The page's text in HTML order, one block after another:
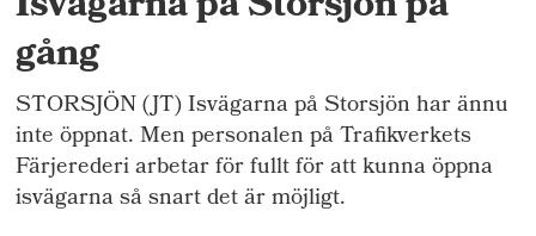
gång
STORSJÖN (JT) Isvägarna på Storsjön har ännu
inte öppnat. Men personalen på Trafikverkets
Färjerederi arbetar för fullt för att kunna öppna
isvägarna så snart det är möjligt.